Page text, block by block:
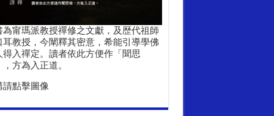
為甯瑪派教授禪修之文獻，及歴代祖師
耳教授，今闡釋其密意，希能引導學佛
得入禪定。讀者依此方便作「聞思
方為入正道。
請點擊圖像